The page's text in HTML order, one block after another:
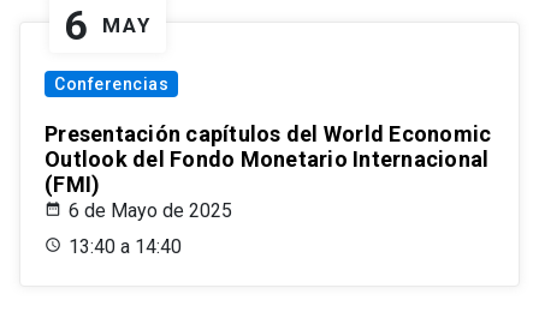
6 MAY
Conferencias
Presentación capítulos del World Economic
Outlook del Fondo Monetario Internacional
(FMI)
6 de Mayo de 2025
13:40 a 14:40